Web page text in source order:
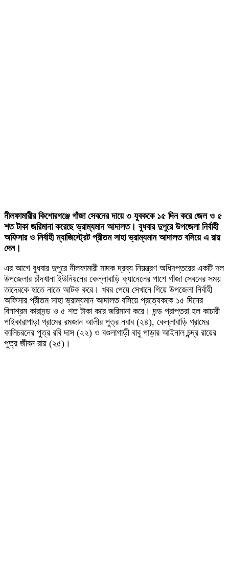
নীলফামারীর কিশোরগঞ্জে গাঁজা সেবনের দায়ে ৩ যুবককে ১৫ দিন করে জেল ও ৫
শত টাকা জরিমানা করেছে ভ্রাম্যমান আদালত। বুধবার দুপুরে উপজেলা নির্বাহী
অফিসার ও নির্বাহী ম্যাজিস্ট্রেট প্রীতম সাহা ভ্রাম্যমান আদালত বসিয়ে এ রায়
দেন।
এর আগে বুধবার দুপুরে নীলফামারী মাদক দ্রব্য নিয়ন্ত্রণ অধিদপ্তরের একটি দল
উপজেলার চাঁদখানা ইউনিয়নের কেল্লাবাড়ি ক্যানেলের পাশে গাঁজা সেবনের সময়
তাদেরকে হাতে নাতে আটক করে। খবর পেয়ে সেখানে গিয়ে উপজেলা নির্বাহী
অফিসার প্রীতম সাহা ভ্রাম্যমান আদালত বসিয়ে প্রত্যেককে ১৫ দিনের
বিনাশ্রম কারাদন্ড ও ৫ শত টাকা করে জরিমানা করে। দন্ড প্রাপ্তরা হল কাচারী
পাইকারাপাড়া গ্রামের রমজান আলীর পুত্র নবাব (২৪), কেল্লাবাড়ি গ্রামের
কালিচরনের পুত্র রবি দাস (২২) ও বগুলাগাড়ী বাবু পাড়ার আইনাল চন্দ্র রায়ের
পুত্র জীবন রায় (২৫)।